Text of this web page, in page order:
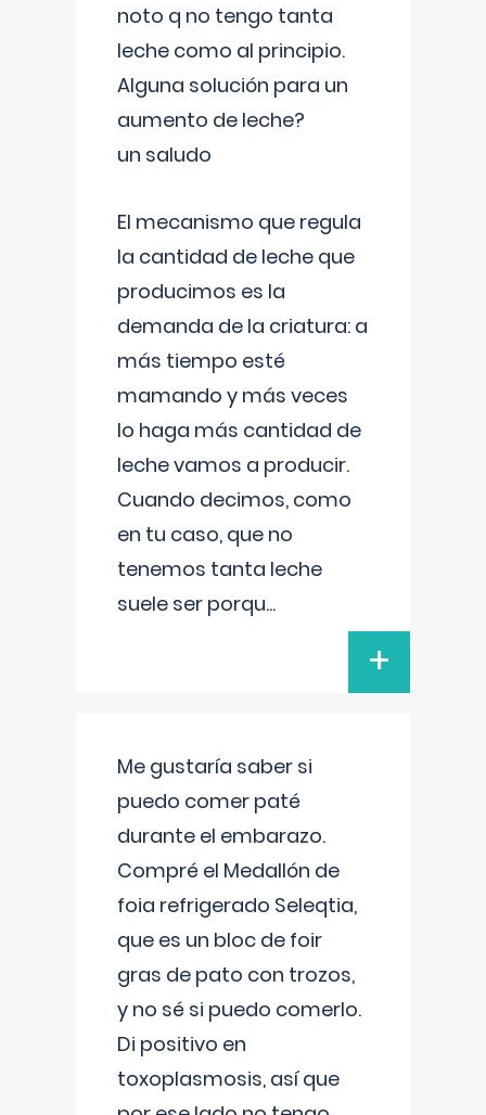
noto q no tengo tanta
leche como al principio.
Alguna solución para un
aumento de leche?
un saludo
El mecanismo que regula
la cantidad de leche que
producimos es la
demanda de la criatura: a
más tiempo esté
mamando y más veces
lo haga más cantidad de
leche vamos a producir.
Cuando decimos, como
en tu caso, que no
tenemos tanta leche
suele ser porqu...
+
Me gustaría saber si
puedo comer paté
durante el embarazo.
Compré el Medallón de
foia refrigerado Seleqtia,
que es un bloc de foir
gras de pato con trozos,
y no sé si puedo comerlo.
Di positivo en
toxoplasmosis, así que